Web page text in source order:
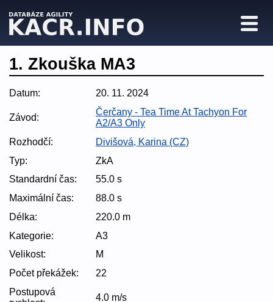
1. Zkouška MA3
Datum: 20. 11. 2024
Závod:
Čerčany - Tea Time At Tachyon For
A2/A3 Only
Rozhodčí:
Divišová, Karina (CZ)
Typ:
ZkA
Standardní čas:
55.0 s
Maximální čas:
88.0 s
Délka:
220.0 m
Kategorie:
A3
Velikost:
M
Počet překážek:
22
Postupová
4.0 m/s